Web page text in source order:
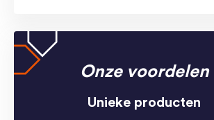
Onze voordelen
Unieke producten